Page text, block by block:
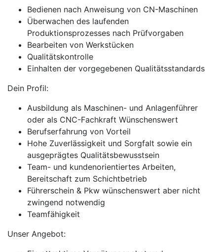
Bedienen nach Anweisung von CN-Maschinen
Überwachen des laufenden
Produktionsprozesses nach Prüfvorgaben
Bearbeiten von Werkstücken
Qualitätskontrolle
Einhalten der vorgegebenen Qualitätsstandards
Dein Profil:
Ausbildung als Maschinen- und Anlagenführer
oder als CNC-Fachkraft Wünschenswert
Berufserfahrung von Vorteil
Hohe Zuverlässigkeit und Sorgfalt sowie ein
ausgeprägtes Qualitätsbewusstsein
Team- und kundenorientiertes Arbeiten,
Bereitschaft zum Schichtbetrieb
Führerschein & Pkw wünschenswert aber nicht
zwingend notwendig
Teamfähigkeit
Unser Angebot: